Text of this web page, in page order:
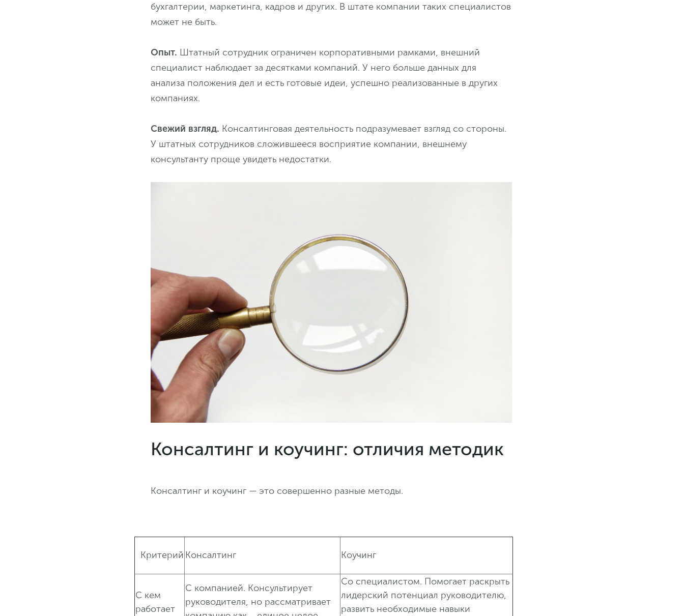
бухгалтерии, маркетинга, кадров и других. В штате компании таких специалистов
может не быть.
Опыт. Штатный сотрудник ограничен корпоративными рамками, внешний
специалист наблюдает за десятками компаний. У него больше данных для
анализа положения дел и есть готовые идеи, успешно реализованные в других
компаниях.
Свежий взгляд. Консалтинговая деятельность подразумевает взгляд со стороны.
У штатных сотрудников сложившееся восприятие компании, внешнему
консультанту проще увидеть недостатки.
Консалтинг и коучинг: отличия методик
Консалтинг и коучинг — это совершенно разные методы.
Критерий Консалтинг Коучинг
С кем
работает
С компанией. Консультирует
руководителя, но рассматривает
Со специалистом. Помогает раскрыть
лидерский потенциал руководителю,
развить необходимые навыки